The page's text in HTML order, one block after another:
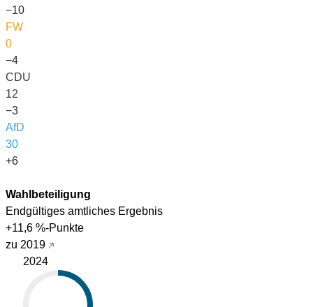
−10
FW
0
−4
CDU
12
−3
AfD
30
+6
Wahlbeteiligung
Endgültiges amtliches Ergebnis
+11,6 %-Punkte
zu 2019
2024